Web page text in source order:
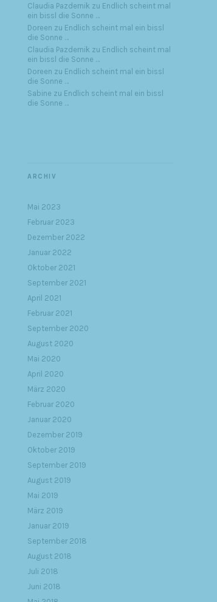
Claudia Pazdernik zu Endlich scheint mal
ein bissl die Sonne …
Doreen zu Endlich scheint mal ein bissl
die Sonne …
Claudia Pazdernik zu Endlich scheint mal
ein bissl die Sonne …
Doreen zu Endlich scheint mal ein bissl
die Sonne …
Sabine zu Endlich scheint mal ein bissl
die Sonne …
ARCHIV
Mai 2023
Februar 2023
Dezember 2022
Januar 2022
Oktober 2021
September 2021
April 2021
Februar 2021
September 2020
August 2020
Mai 2020
April 2020
März 2020
Februar 2020
Januar 2020
Dezember 2019
Oktober 2019
September 2019
August 2019
Mai 2019
März 2019
Januar 2019
September 2018
August 2018
Juli 2018
Juni 2018